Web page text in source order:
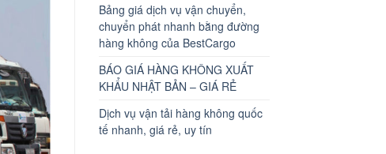
Bảng giá dịch vụ vận chuyển,
chuyển phát nhanh bằng đường
hàng không của BestCargo
BÁO GIÁ HÀNG KHÔNG XUẤT
KHẨU NHẬT BẢN – GIÁ RẺ
Dịch vụ vận tải hàng không quốc
tế nhanh, giá rẻ, uy tín